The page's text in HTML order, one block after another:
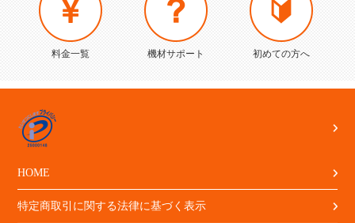
料金一覧 機材サポート 初めての方へ
HOME
特定商取引に関する法律に基づく表示